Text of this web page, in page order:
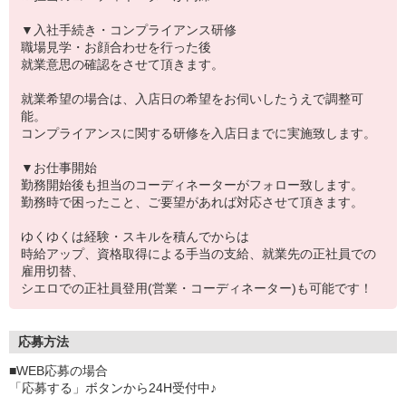
▼入社手続き・コンプライアンス研修
職場見学・お顔合わせを行った後
就業意思の確認をさせて頂きます。
就業希望の場合は、入店日の希望をお伺いしたうえで調整可
能。
コンプライアンスに関する研修を入店日までに実施致します。
▼お仕事開始
勤務開始後も担当のコーディネーターがフォロー致します。
勤務時で困ったこと、ご要望があれば対応させて頂きます。
ゆくゆくは経験・スキルを積んでからは
時給アップ、資格取得による手当の支給、就業先の正社員での
雇用切替、
シエロでの正社員登用(営業・コーディネーター)も可能です！
応募方法
■WEB応募の場合
「応募する」ボタンから24H受付中♪